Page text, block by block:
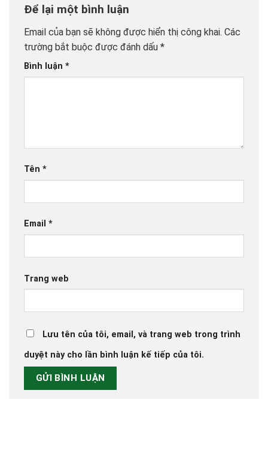
Để lại một bình luận
Email của bạn sẽ không được hiển thị công khai. Các
trường bắt buộc được đánh dấu *
Bình luận *
Tên *
Email *
Trang web
Lưu tên của tôi, email, và trang web trong trình
duyệt này cho lần bình luận kế tiếp của tôi.